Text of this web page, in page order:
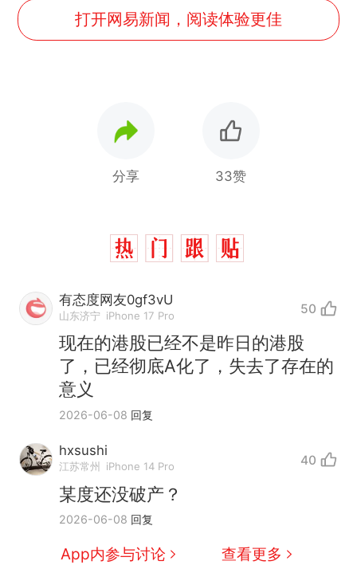
打开网易新闻，阅读体验更佳
分享 33赞
有态度网友0gf3vU
山东济宁 iPhone 17 Pro 50
现在的港股已经不是昨日的港股
了，已经彻底A化了，失去了存在的
意义
2026-06-08 回复
hxsushi
江苏常州 iPhone 14 Pro 40
某度还没破产？
2026-06-08 回复
App内参与讨论 查看更多
热 那个在床头放菜刀的女孩，
因老师一句“跟我回家”改写了
人生制裁瓜子饺子，美国怕什
么？